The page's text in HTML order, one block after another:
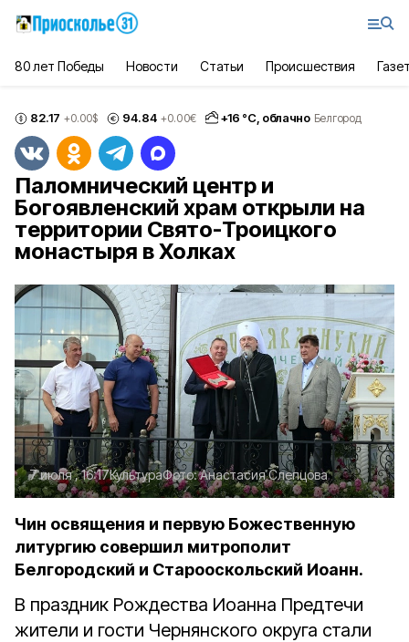
80 лет Победы Новости Статьи Происшествия
82.17 +0.00$ 94.84 +0.00€ +16 °С, облачно Белгород
Паломнический центр и
Богоявленский храм открыли на
территории Свято-Троицкого
монастыря в Холках
7 июля , 16:17КультураФото:Анастасия Слепцова
Чин освящения и первую Божественную
литургию совершил митрополит
Белгородский и Старооскольский Иоанн.
В праздник Рождества Иоанна Предтечи
жители и гости Чернянского округа стали